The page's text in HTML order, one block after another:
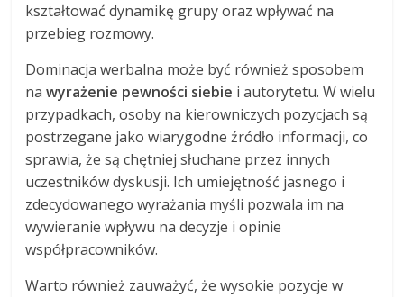
kształtować dynamikę grupy oraz wpływać na
przebieg rozmowy.
Dominacja werbalna może być również sposobem
nawyrażenie pewności siebie i autorytetu. W wielu
przypadkach, osoby na kierowniczych pozycjach są
postrzegane jako wiarygodne źródło informacji, co
sprawia, że są chętniej słuchane przez innych
uczestników dyskusji. Ich umiejętność jasnego i
zdecydowanego wyrażania myśli pozwala im na
wywieranie wpływu na decyzje i opinie
współpracowników.
Warto również zauważyć, że wysokie pozycje w